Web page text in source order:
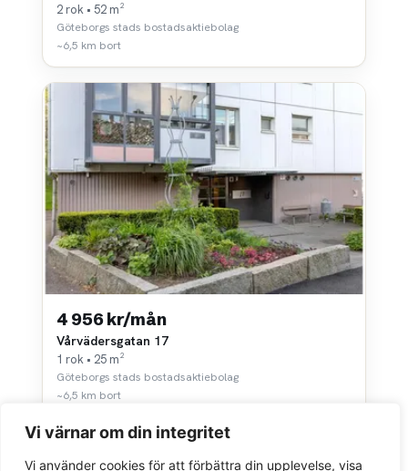
Vi värnar om din integritet
Vi använder cookies för att förbättra din upplevelse, visa
2 rok • 52 m²
Göteborgs stads bostadsaktiebolag
~6,5 km bort
4 956 kr/mån
Vårvädersgatan 17
1 rok • 25 m²
Göteborgs stads bostadsaktiebolag
~6,5 km bort